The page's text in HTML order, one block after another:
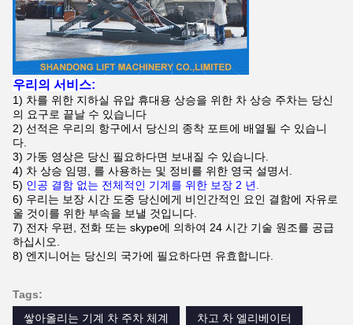
우리의 서비스:
1) 차를 위한 지하실 유압 휴대용 상승을 위한 차 상승 주차는 당신
의 요구로 끝날 수 있습니다
2) 선적은 우리의 항구에서 당신의 종착 포트에 배열될 수 있습니
다.
3) 가동 영상은 당신 필요하다면 보내질 수 있습니다.
4) 차 상승 임명, 를 사용하는 및 정비를 위한 영국 설명서.
5) 인공 결함 없는 전체적인 기계를 위한 보장 2 년.
6) 우리는 보장 시간 도중 당신에게 비인간적인 요인 결함에 자유로
울 것이를 위한 부속을 보낼 것입니다.
7) 전자 우편, 전화 또는 skype에 의하여 24 시간 기술 원조를 공급
하십시오.
8) 엔지니어는 당신의 국가에 필요하다면 유효합니다.
Tags:
쌓아올리는 기계 차 주차 체계
차고 차 엘리베이터